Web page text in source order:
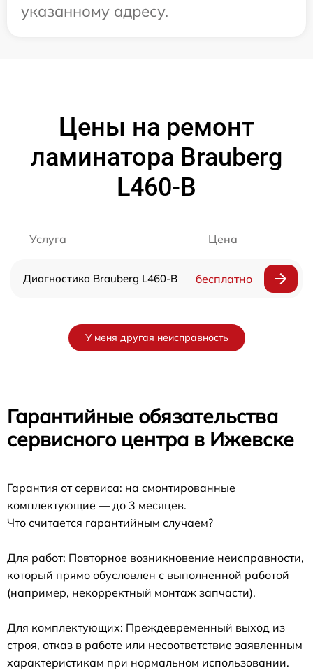
указанному адресу.
Цены на ремонт
ламинатора Brauberg
L460-B
Услуга Цена
Диагностика Brauberg L460-B бесплатно
У меня другая неисправность
Гарантийные обязательства
сервисного центра в Ижевске
Гарантия от сервиса: на смонтированные
комплектующие — до 3 месяцев.
Что считается гарантийным случаем?
Для работ: Повторное возникновение неисправности,
который прямо обусловлен с выполненной работой
(например, некорректный монтаж запчасти).
Для комплектующих: Преждевременный выход из
строя, отказ в работе или несоответствие заявленным
характеристикам при нормальном использовании.